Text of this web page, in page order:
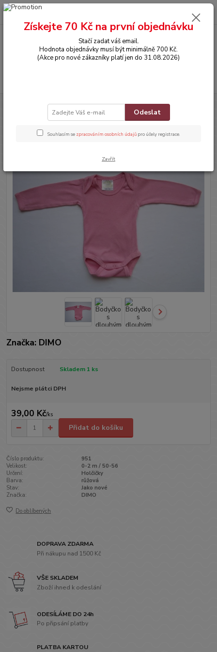
0,00 Kč
OBLEČENÍ Bodyčko s dlouhým rukávem
Bodyčko s dlouhým rukávem
Značka: DIMO
Dostupnost Skladem 1 ks
Nejsme plátci DPH
39,00 Kč/ks
Přidat do košíku
Číslo produktu:
951
Velikost:
0-2 m / 50-56
Určení:
Holčičky
Barva:
růžová
Stav:
Jako nové
Značka:
DIMO
Do oblíbených
DOPRAVA ZDARMA
Při nákupu nad 1500 Kč
VŠE SKLADEM
Zboží ihned k odeslání
ODESÍLÁME DO 24h
Po připsání platby
PLATBA KARTOU
Získejte 70 Kč na první objednávku
Stačí zadat váš email.
Hodnota objednávky musí být minimálně 700 Kč.
(Akce pro nové zákazníky platí jen do 31.08.2026)
Odeslat
Souhlasím se zpracováním osobních údajů pro účely registrace.
Zavřít